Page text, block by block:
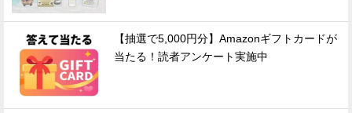
【抽選で5,000円分】Amazonギフトカードが
当たる！読者アンケート実施中